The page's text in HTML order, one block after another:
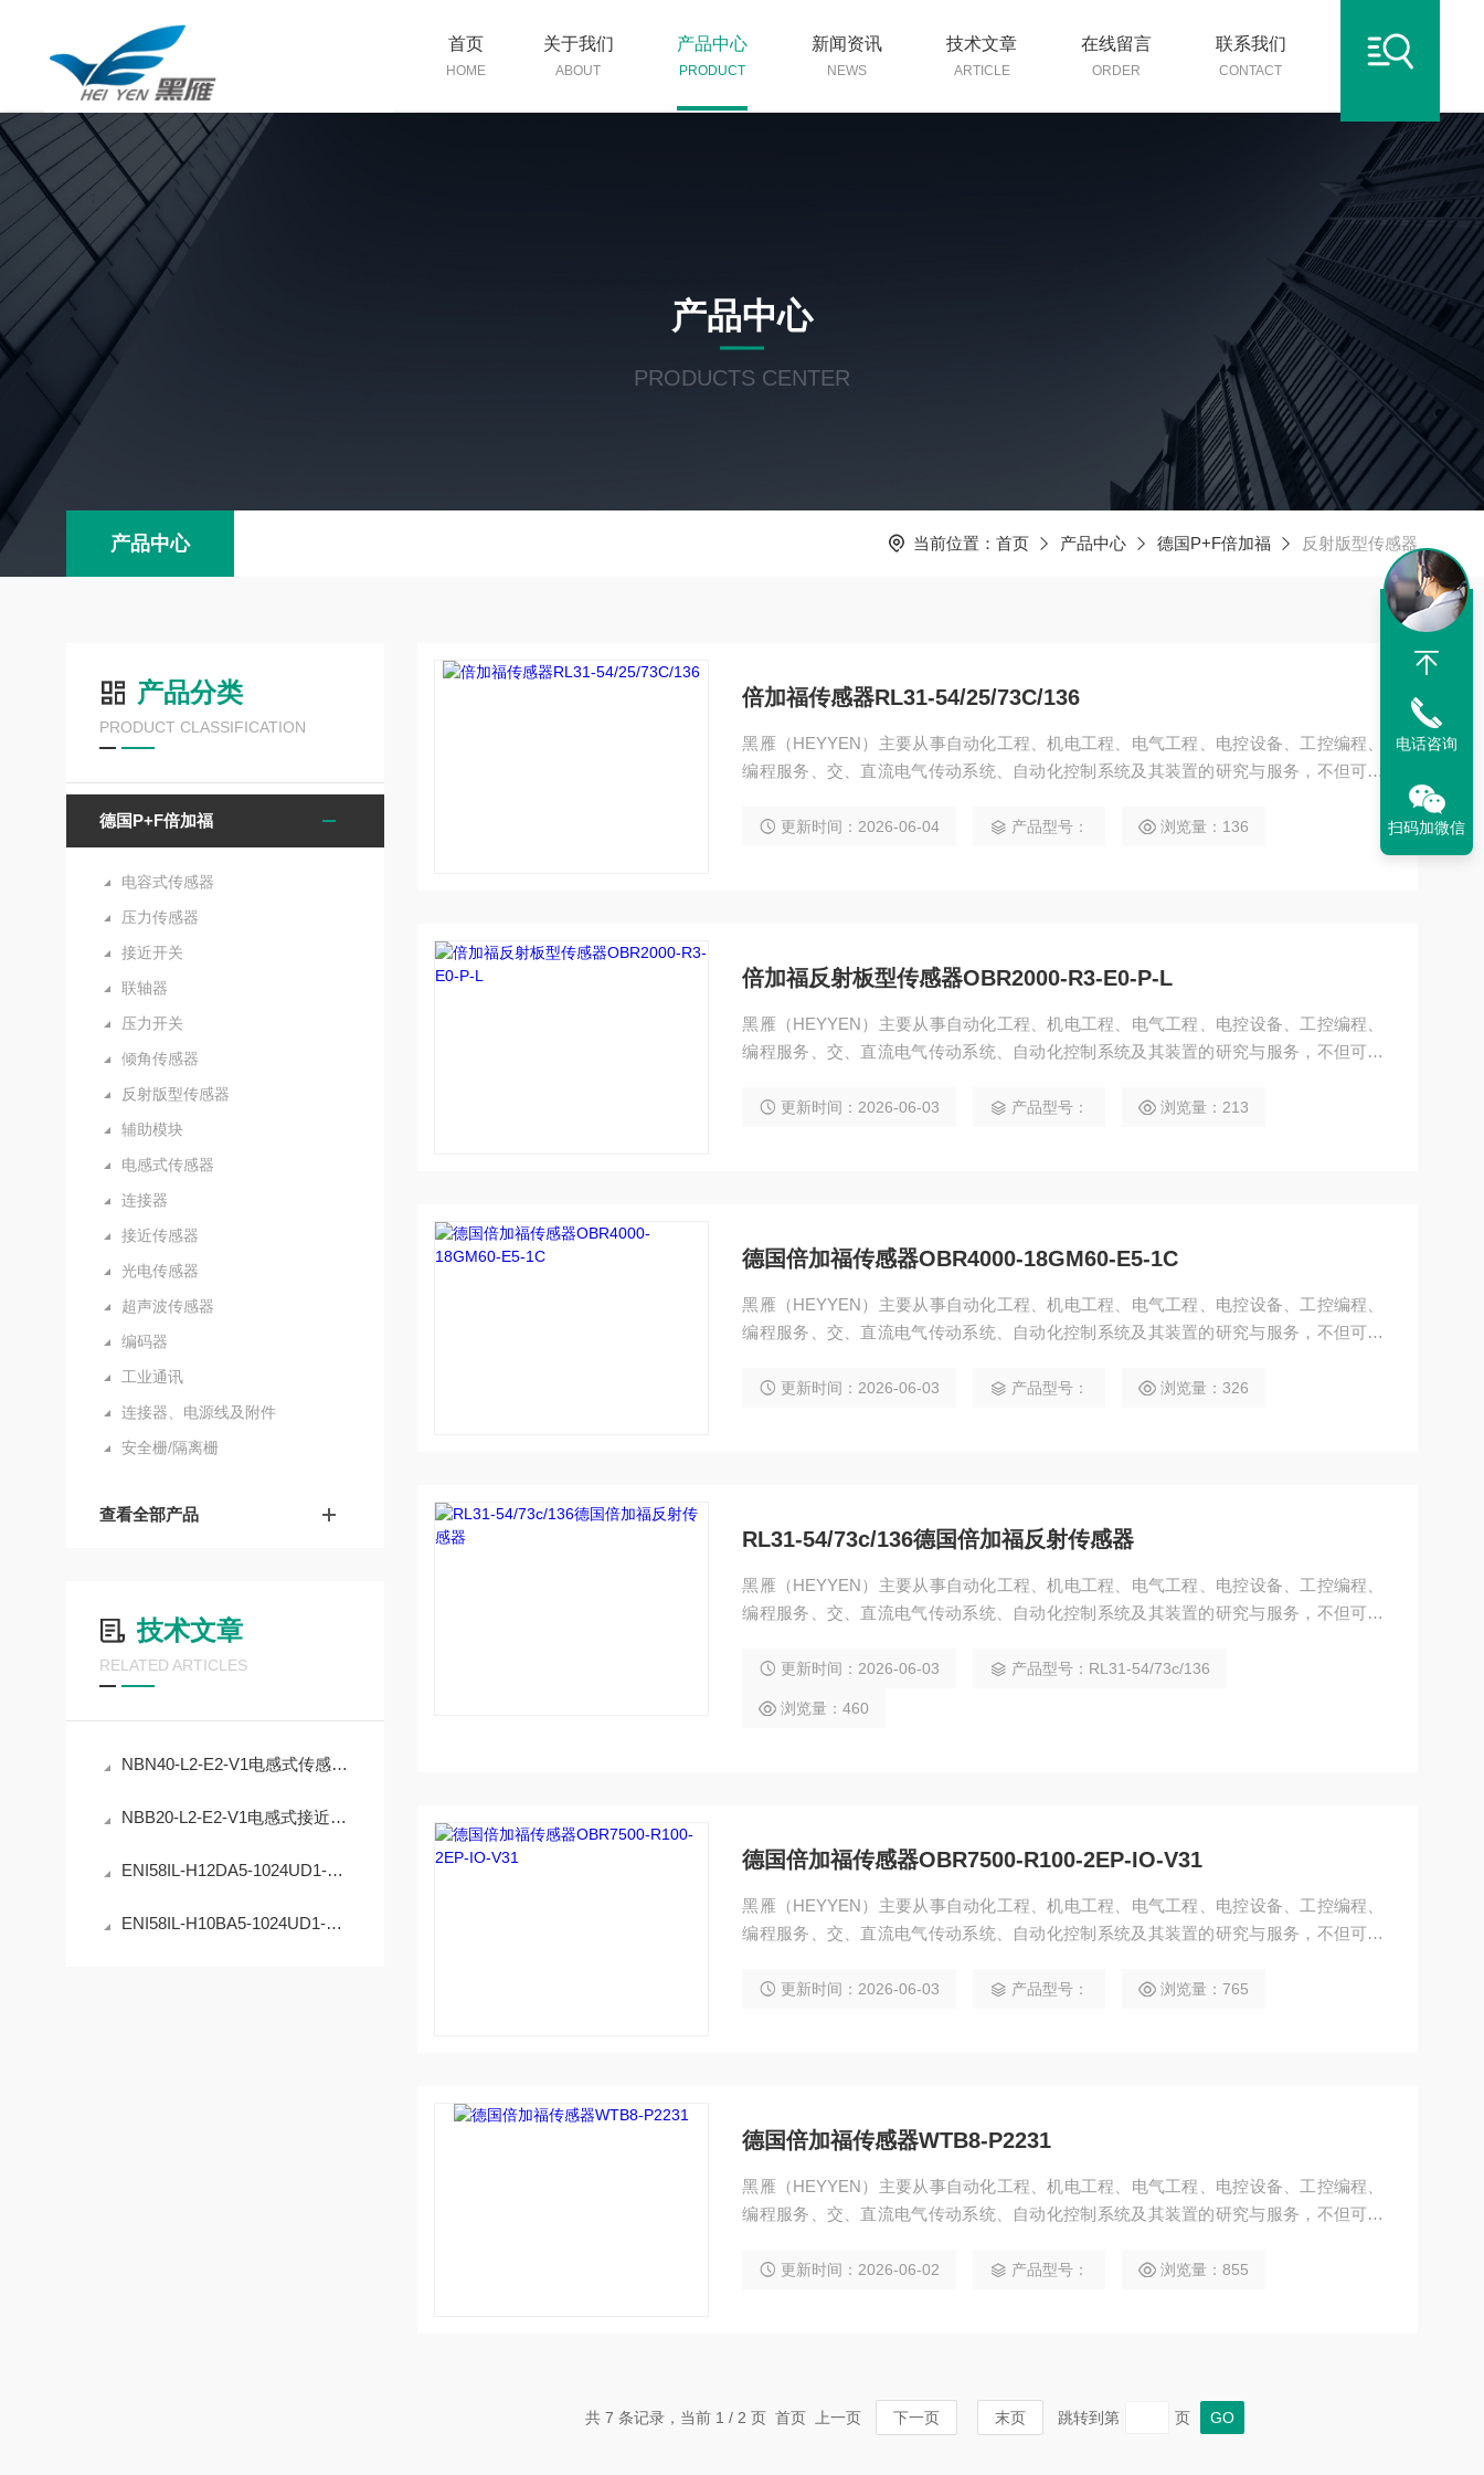
首页
HOME
关于我们
ABOUT
产品中心
PRODUCT
新闻资讯
NEWS
技术文章
ARTICLE
在线留言
ORDER
联系我们
CONTACT
产品中心
PRODUCTS CENTER
产品中心 当前位置： 首页 产品中心 德国P+F倍加福 反射版型传感器
产品分类
PRODUCT CLASSIFICATION
德国P+F倍加福
电容式传感器
压力传感器
接近开关
联轴器
压力开关
倾角传感器
反射版型传感器
辅助模块
电感式传感器
连接器
接近传感器
光电传感器
超声波传感器
编码器
工业通讯
连接器、电源线及附件
安全栅/隔离栅
查看全部产品
技术文章
RELATED ARTICLES
NBN40-L2-E2-V1电感式传感器的精度稳定性提升
NBB20-L2-E2-V1电感式接近开关的工业自动化应用
ENI58IL-H12DA5-1024UD1-RC1编码器在工业定位中的应用
ENI58IL-H10BA5-1024UD1-RC1编码器的原理与应用
倍加福传感器RL31-54/25/73C/136
黑雁（HEYYEN）主要从事自动化工程、机电工程、电气工程、电控设备、工控编程、
编程服务、交、直流电气传动系统、自动化控制系统及其装置的研究与服务，不但可以
控设备。 服务行业涉及冶金、石油、化工、纺织、食品、电力、环保、印刷、造纸及科
更新时间：2026-06-04 产品型号： 浏览量：136
倍加福反射板型传感器OBR2000-R3-E0-P-L
黑雁（HEYYEN）主要从事自动化工程、机电工程、电气工程、电控设备、工控编程、
编程服务、交、直流电气传动系统、自动化控制系统及其装置的研究与服务，不但可以
控设备。 服务行业涉及冶金、石油、化工、纺织、食品、电力、环保、印刷、造纸及科
更新时间：2026-06-03 产品型号： 浏览量：213
德国倍加福传感器OBR4000-18GM60-E5-1C
黑雁（HEYYEN）主要从事自动化工程、机电工程、电气工程、电控设备、工控编程、
编程服务、交、直流电气传动系统、自动化控制系统及其装置的研究与服务，不但可以
控设备。 服务行业涉及冶金、石油、化工、纺织、食品、制药、电力、环保、印刷、造
更新时间：2026-06-03 产品型号： 浏览量：326
RL31-54/73c/136德国倍加福反射传感器
黑雁（HEYYEN）主要从事自动化工程、机电工程、电气工程、电控设备、工控编程、
编程服务、交、直流电气传动系统、自动化控制系统及其装置的研究与服务，不但可以
控设备。 服务行业涉及冶金、石油、化工、纺织、食品、制药、电力、环保、印刷、造
更新时间：2026-06-03 产品型号：RL31-54/73c/136
浏览量：460
德国倍加福传感器OBR7500-R100-2EP-IO-V31
黑雁（HEYYEN）主要从事自动化工程、机电工程、电气工程、电控设备、工控编程、
编程服务、交、直流电气传动系统、自动化控制系统及其装置的研究与服务，不但可以
化电控设备。 服务行业涉及冶金、石油、化工、纺织、食品、制药、电力、环保、印
更新时间：2026-06-03 产品型号： 浏览量：765
德国倍加福传感器WTB8-P2231
黑雁（HEYYEN）主要从事自动化工程、机电工程、电气工程、电控设备、工控编程、
编程服务、交、直流电气传动系统、自动化控制系统及其装置的研究与服务，不但可以
化电控设备。 服务行业涉及冶金、石油、化工、纺织、食品、制药、电力、环保、印
更新时间：2026-06-02 产品型号： 浏览量：855
共 7 条记录，当前 1 / 2 页 首页 上一页 下一页 末页 跳转到第 页
电话咨询
扫码加微信